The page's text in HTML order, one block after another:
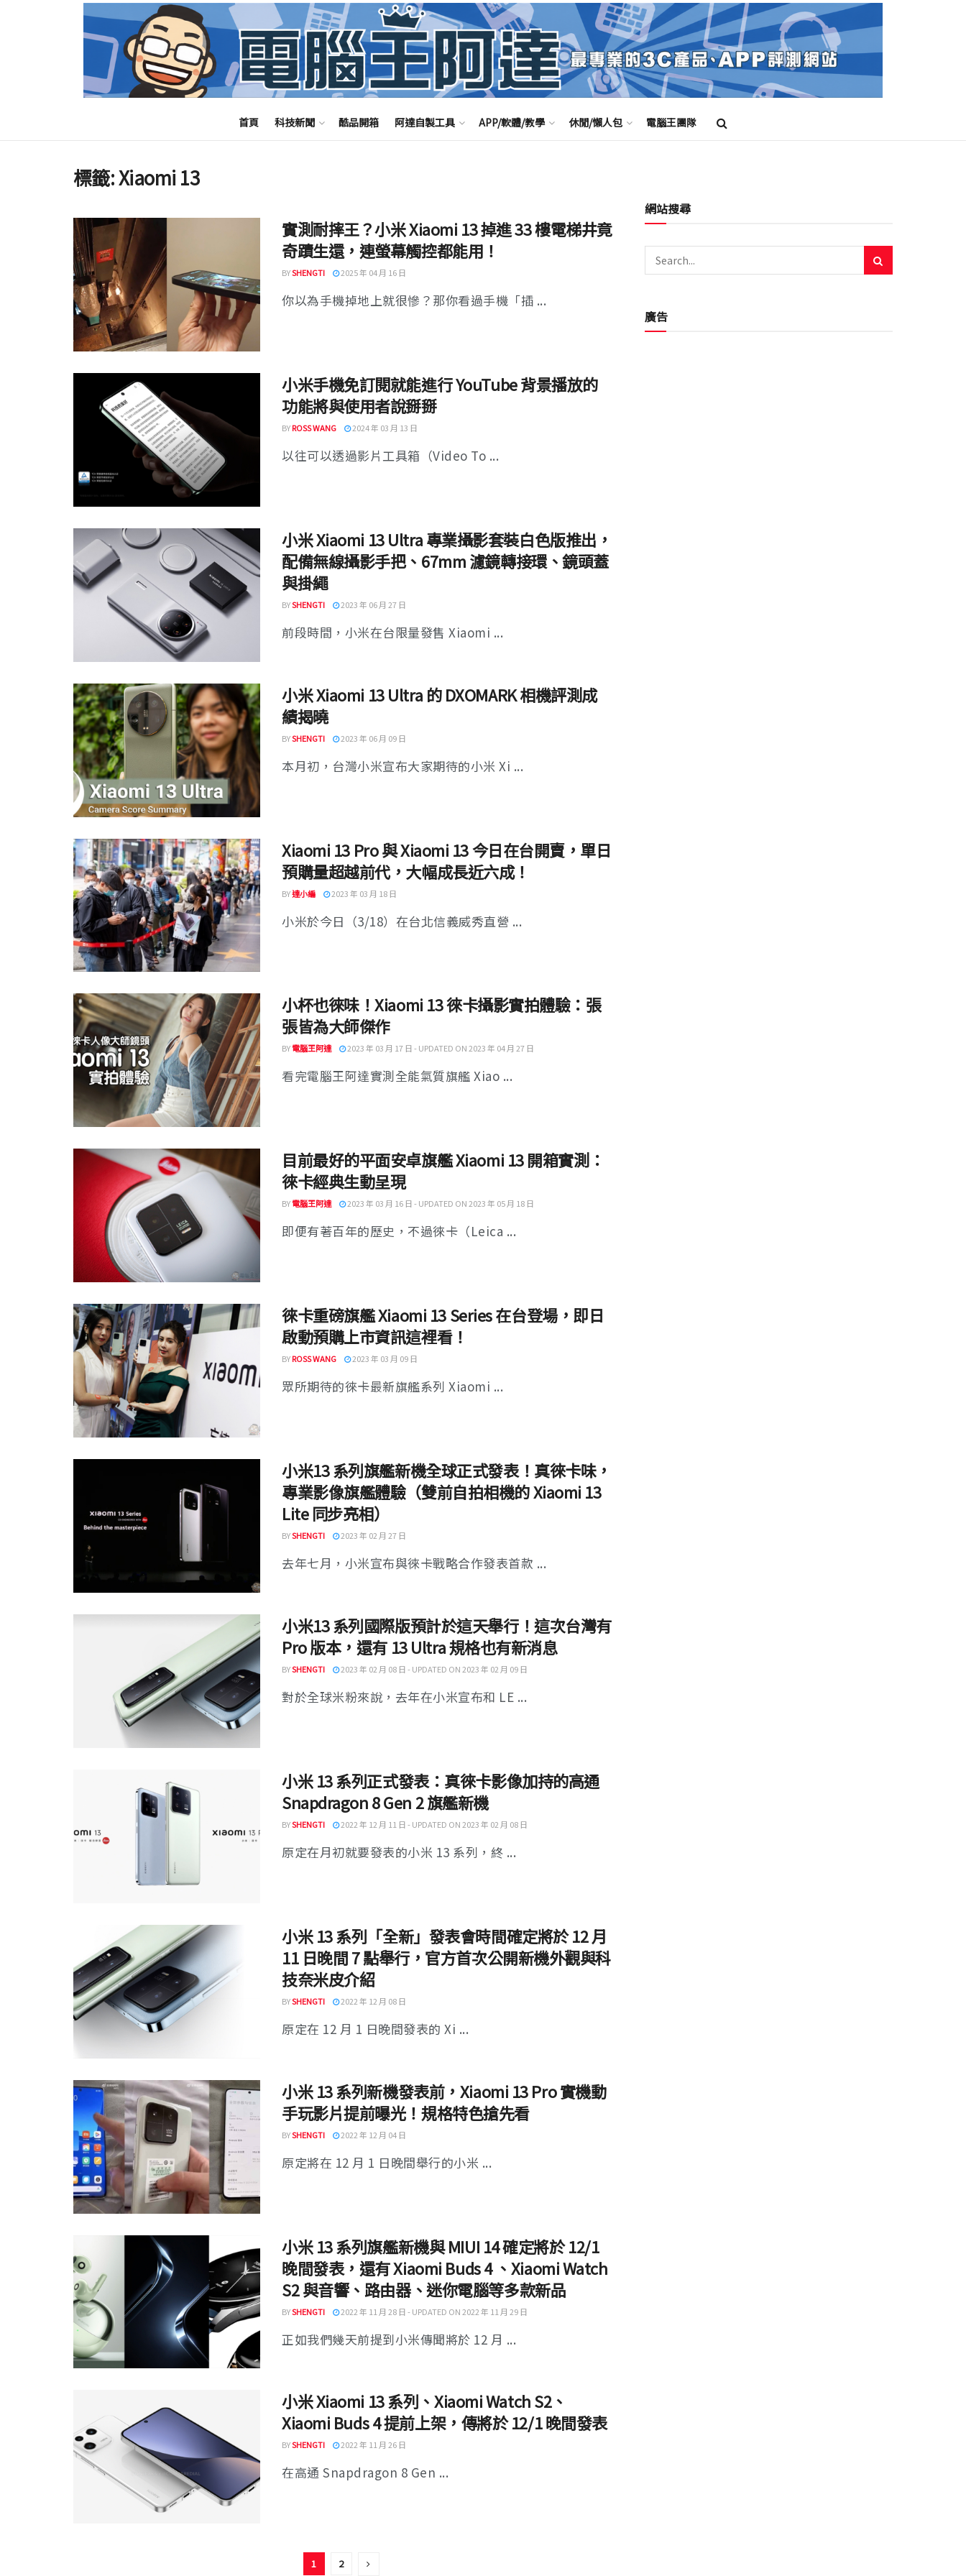
首頁 科技新聞 酷品開箱 阿達自製工具 APP/軟體/教學 休閒/懶人包 電腦王團隊
標籤:Xiaomi 13
實測耐摔王？小米 Xiaomi 13 掉進 33 樓電梯井竟
奇蹟生還，連螢幕觸控都能用！
BYSHENGTI 2025 年 04 月 16 日
你以為手機掉地上就很慘？那你看過手機「插 ...
小米手機免訂閱就能進行 YouTube 背景播放的
功能將與使用者說掰掰
BYROSS WANG 2024 年 03 月 13 日
以往可以透過影片工具箱（Video To ...
小米 Xiaomi 13 Ultra 專業攝影套裝白色版推出，
配備無線攝影手把、67mm 濾鏡轉接環、鏡頭蓋
與掛繩
BYSHENGTI 2023 年 06 月 27 日
前段時間，小米在台限量發售 Xiaomi ...
小米 Xiaomi 13 Ultra 的 DXOMARK 相機評測成
績揭曉
BYSHENGTI 2023 年 06 月 09 日
本月初，台灣小米宣布大家期待的小米 Xi ...
Xiaomi 13 Pro 與 Xiaomi 13 今日在台開賣，單日
預購量超越前代，大幅成長近六成！
BY達小編 2023 年 03 月 18 日
小米於今日（3/18）在台北信義威秀直營 ...
小杯也徠味！Xiaomi 13 徠卡攝影實拍體驗：張
張皆為大師傑作
BY電腦王阿達 2023 年 03 月 17 日 - UPDATED ON 2023 年 04 月 27 日
看完電腦王阿達實測全能氣質旗艦 Xiao ...
目前最好的平面安卓旗艦 Xiaomi 13 開箱實測：
徠卡經典生動呈現
BY電腦王阿達 2023 年 03 月 16 日 - UPDATED ON 2023 年 05 月 18 日
即便有著百年的歷史，不過徠卡（Leica ...
徠卡重磅旗艦 Xiaomi 13 Series 在台登場，即日
啟動預購上市資訊這裡看！
BYROSS WANG 2023 年 03 月 09 日
眾所期待的徠卡最新旗艦系列 Xiaomi ...
小米13 系列旗艦新機全球正式發表！真徠卡味，
專業影像旗艦體驗（雙前自拍相機的 Xiaomi 13
Lite 同步亮相）
BYSHENGTI 2023 年 02 月 27 日
去年七月，小米宣布與徠卡戰略合作發表首款 ...
小米13 系列國際版預計於這天舉行！這次台灣有
Pro 版本，還有 13 Ultra 規格也有新消息
BYSHENGTI 2023 年 02 月 08 日 - UPDATED ON 2023 年 02 月 09 日
對於全球米粉來說，去年在小米宣布和 LE ...
小米 13 系列正式發表：真徠卡影像加持的高通
Snapdragon 8 Gen 2 旗艦新機
BYSHENGTI 2022 年 12 月 11 日 - UPDATED ON 2023 年 02 月 08 日
原定在月初就要發表的小米 13 系列，終 ...
小米 13 系列「全新」發表會時間確定將於 12 月
11 日晚間 7 點舉行，官方首次公開新機外觀與科
技奈米皮介紹
BYSHENGTI 2022 年 12 月 08 日
原定在 12 月 1 日晚間發表的 Xi ...
小米 13 系列新機發表前，Xiaomi 13 Pro 實機動
手玩影片提前曝光！規格特色搶先看
BYSHENGTI 2022 年 12 月 04 日
原定將在 12 月 1 日晚間舉行的小米 ...
小米 13 系列旗艦新機與 MIUI 14 確定將於 12/1
晚間發表，還有 Xiaomi Buds 4 、Xiaomi Watch
S2 與音響、路由器、迷你電腦等多款新品
BYSHENGTI 2022 年 11 月 28 日 - UPDATED ON 2022 年 11 月 29 日
正如我們幾天前提到小米傳聞將於 12 月 ...
小米 Xiaomi 13 系列、Xiaomi Watch S2、
Xiaomi Buds 4 提前上架，傳將於 12/1 晚間發表
BYSHENGTI 2022 年 11 月 26 日
在高通 Snapdragon 8 Gen ...
1 2
網站搜尋
廣告